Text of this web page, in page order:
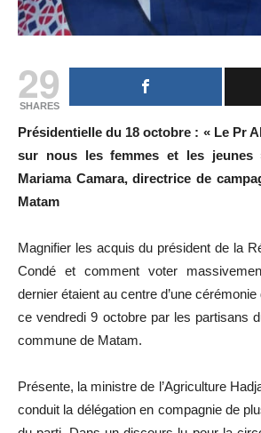
29
SHARES
Présidentielle du 18 octobre : « Le Pr
sur nous les femmes et les jeunes
Mariama Camara, directrice de
Matam
Magnifier les acquis du président de la
Condé et comment voter
dernier étaient au centre d’une
ce vendredi 9 octobre par les partisans
commune de Matam.
Présente, la ministre de l’Agriculture
conduit la délégation en compagnie de